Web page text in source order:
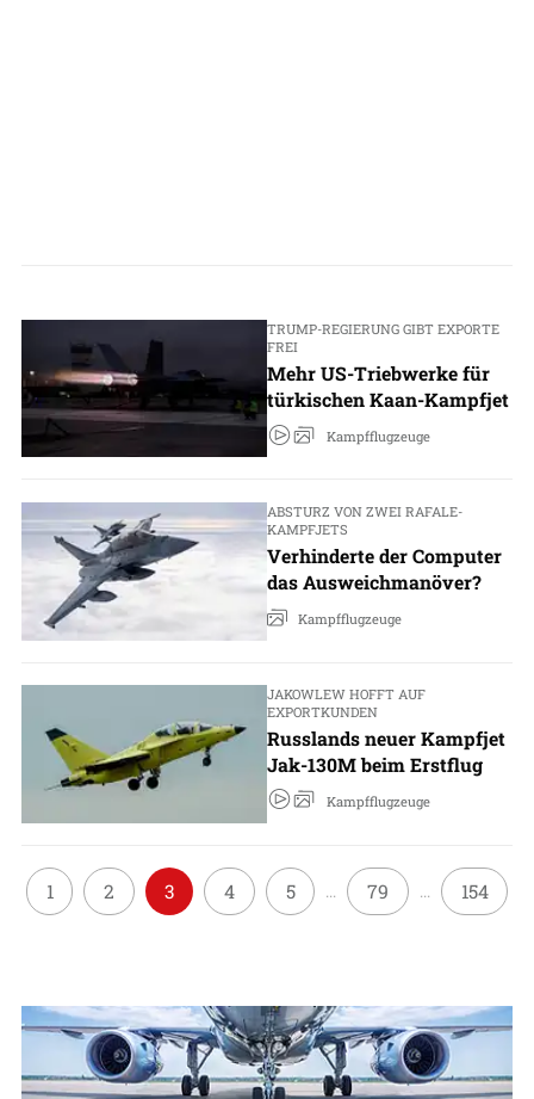
TRUMP-REGIERUNG GIBT EXPORTE
FREI
Mehr US-Triebwerke für
türkischen Kaan-Kampfjet
Kampfflugzeuge
ABSTURZ VON ZWEI RAFALE-
KAMPFJETS
Verhinderte der Computer
das Ausweichmanöver?
Kampfflugzeuge
JAKOWLEW HOFFT AUF
EXPORTKUNDEN
Russlands neuer Kampfjet
Jak-130M beim Erstflug
Kampfflugzeuge
1 2 3 4 5 ... 79 ... 154